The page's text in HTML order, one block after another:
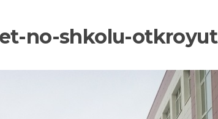
no-shkolu-otkroyut